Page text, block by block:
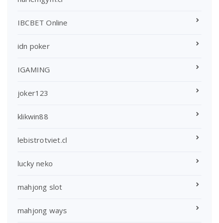
IBCBET Online
idn poker
IGAMING
joker123
klikwin88
lebistrotviet.cl
lucky neko
mahjong slot
mahjong ways